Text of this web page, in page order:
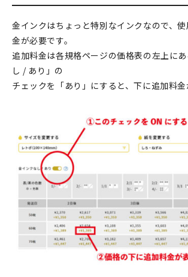
金インクはちょっと特別なインクなので、
金が必要です。
追加料金は各規格ページの価格表の左上に
し / あり」の
チェックを「あり」にすると、下に追加料金